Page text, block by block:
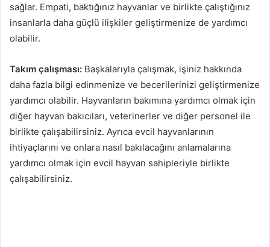
sağlar. Empati, baktığınız hayvanlar ve birlikte çalıştığınız
insanlarla daha güçlü ilişkiler geliştirmenize de yardımcı
olabilir.
Takım çalışması: Başkalarıyla çalışmak, işiniz hakkında
daha fazla bilgi edinmenize ve becerilerinizi geliştirmenize
yardımcı olabilir. Hayvanların bakımına yardımcı olmak için
diğer hayvan bakıcıları, veterinerler ve diğer personel ile
birlikte çalışabilirsiniz. Ayrıca evcil hayvanlarının
ihtiyaçlarını ve onlara nasıl bakılacağını anlamalarına
yardımcı olmak için evcil hayvan sahipleriyle birlikte
çalışabilirsiniz.